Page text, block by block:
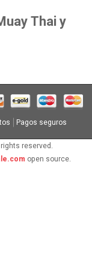
Thai y
Pagos seguros
reserved.
open source.